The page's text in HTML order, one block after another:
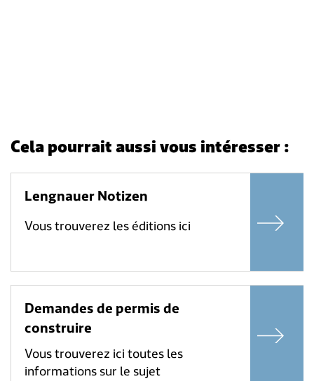
Cela pourrait aussi vous intéresser :
Lengnauer Notizen
Vous trouverez les éditions ici
Demandes de permis de
construire
Vous trouverez ici toutes les
informations sur le sujet